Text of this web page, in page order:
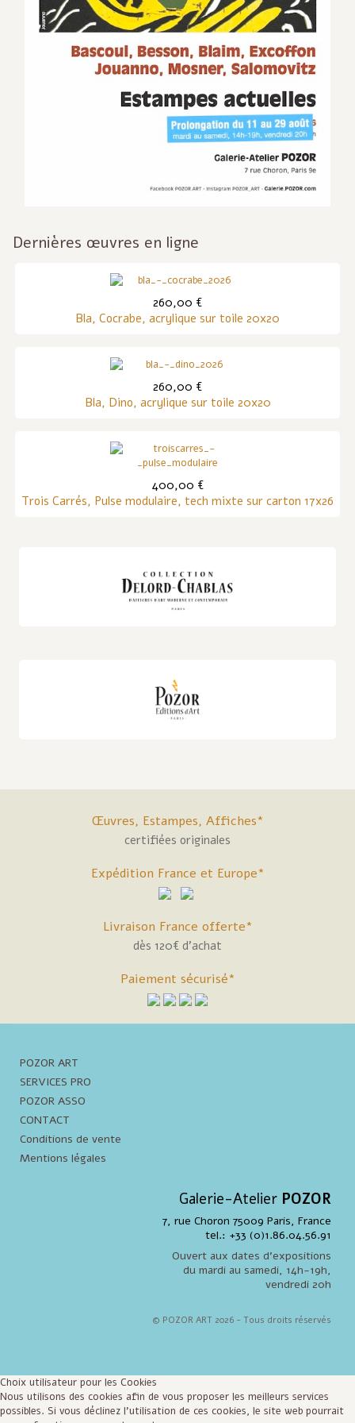
Dernières œuvres en ligne
260,00 €
Bla, Cocrabe, acrylique sur toile 20x20
260,00 €
Bla, Dino, acrylique sur toile 20x20
400,00 €
Trois Carrés, Pulse modulaire, tech mixte sur carton 17x26
Œuvres, Estampes, Affiches*
certifiées originales
Expédition France et Europe*
Livraison France offerte*
dès 120€ d'achat
Paiement sécurisé*
POZOR ART
SERVICES PRO
POZOR ASSO
CONTACT
Conditions de vente
Mentions légales
Galerie-Atelier POZOR
7, rue Choron 75009 Paris, France
tel.: +33 (0)1.86.04.56.91
Ouvert aux dates d'expositions
du mardi au samedi, 14h-19h,
vendredi 20h
© POZOR ART 2026 - Tous droits réservés
Choix utilisateur pour les Cookies
Nous utilisons des cookies afin de vous proposer les meilleurs services
possibles. Si vous déclinez l'utilisation de ces cookies, le site web pourrait